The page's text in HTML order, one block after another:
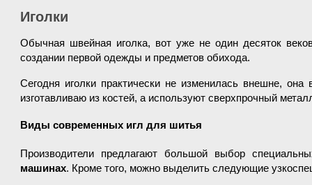
Иголки
Обычная швейная иголка, вот уже не один десяток
создании первой одежды и предметов обихода.
Сегодня иголки практически не изменилась внешне,
изготавливаю из костей, а используют сверхпрочный
Виды современных игл для шитья
Производители предлагают большой выбор
машинах. Кроме того, можно выделить следующие